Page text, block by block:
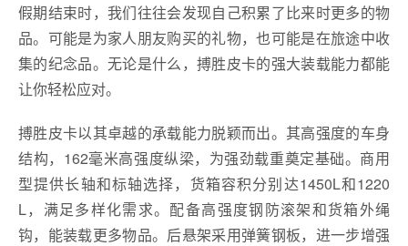
假期结束时，我们往往会发现自己积累了比来时更多的物
品。可能是为家人朋友购买的礼物，也可能是在旅途中收
集的纪念品。无论是什么，搏胜皮卡的强大装载能力都能
让你轻松应对。
搏胜皮卡以其卓越的承载能力脱颖而出。其高强度的车身
结构，162毫米高强度纵梁，为强劲载重奠定基础。商用
型提供长轴和标轴选择，货箱容积分别达1450L和1220
L，满足多样化需求。配备高强度钢防滚架和货箱外绳
钩，能装载更多物品。后悬架采用弹簧钢板，进一步增强